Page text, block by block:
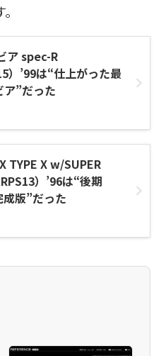
ア spec-R
）’99は“仕上がった最
”だった
TYPE X w/SUPER
）’96は“後期
版”だった